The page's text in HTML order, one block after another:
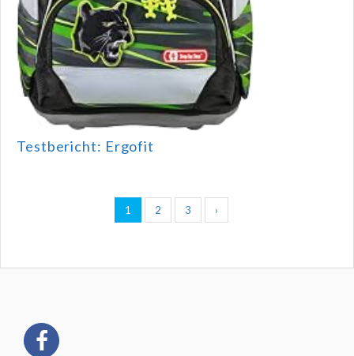
Testbericht: Ergofit
1 2 3 ›